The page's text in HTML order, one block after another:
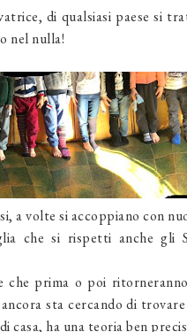
di qualsiasi paese si
nel nulla!
a volte si accoppiano con
che si rispetti anche gli
che prima o poi
sta cercando di
casa, ha una teoria ben